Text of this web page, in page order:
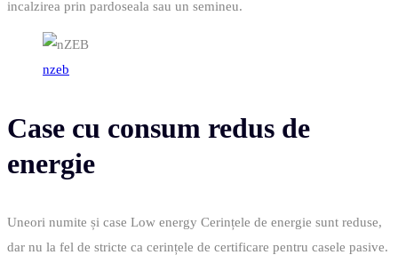
incalzirea prin pardoseala sau un semineu.
nzeb
Case cu consum redus de
energie
Uneori numite și case Low energy Cerințele de energie sunt reduse,
dar nu la fel de stricte ca cerințele de certificare pentru casele pasive.